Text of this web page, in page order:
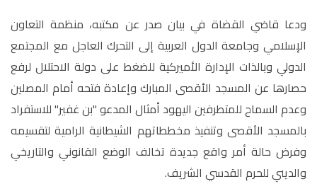
ودعا قاضي القضاة في بيان صدر عن مكتبه، منظمة التعاون
الإسلامي وجامعة الدول العربية إلى التحرك العاجل مع المجتمع
الدولي وبالذات الإدارة الأميركية للضغط على دولة الاحتلال لرفع
حصارها عن المسجد الأقصى المبارك وإعادة فتحه أمام المصلين
وعدم السماح للمتطرفين اليهود أمثال المدعو "بن غفير" للاستفراد
بالمسجد الأقصى وتنفيذ مخططاتهم الشيطانية الرامية لتقسيمه
وفرض حالة أمر واقع جديدة تخالف الوضع القانوني والتاريخي
والديني للحرم القدسي الشريف.